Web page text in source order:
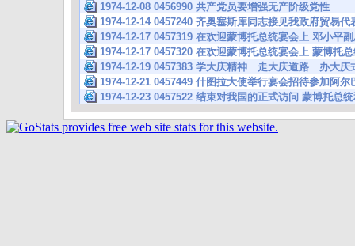
1974-12-08 0456990 共产党员要增强无产阶级党性
1974-12-14 0457240 齐奥塞斯库同志接见我政府贸易代
1974-12-17 0457319 在欢迎蒙博托总统宴会上 邓小平
1974-12-17 0457320 在欢迎蒙博托总统宴会上 蒙博托
1974-12-19 0457383 学大庆精神 走大庆道路 办大庆
1974-12-21 0457449 什图拉大使举行宴会招待参加阿
1974-12-23 0457522 结束对我国的正式访问 蒙博托总